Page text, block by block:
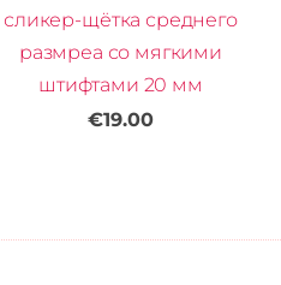
сликер-щётка среднего
размреа со мягкими
штифтами 20 мм
€19.00